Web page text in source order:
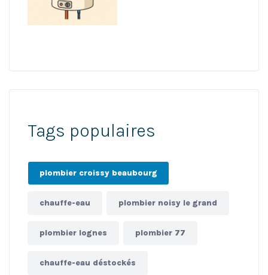
Tags populaires
plombier croissy beaubourg
chauffe-eau plombier noisy le grand
plombier lognes plombier 77
chauffe-eau déstockés